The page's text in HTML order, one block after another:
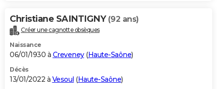
Christiane SAINTIGNY (92 ans)
Créer une cagnotte obsèques
Naissance
06/01/1930 à Creveney(Haute-Saône)
Décès
13/01/2022 à Vesoul (Haute-Saône)